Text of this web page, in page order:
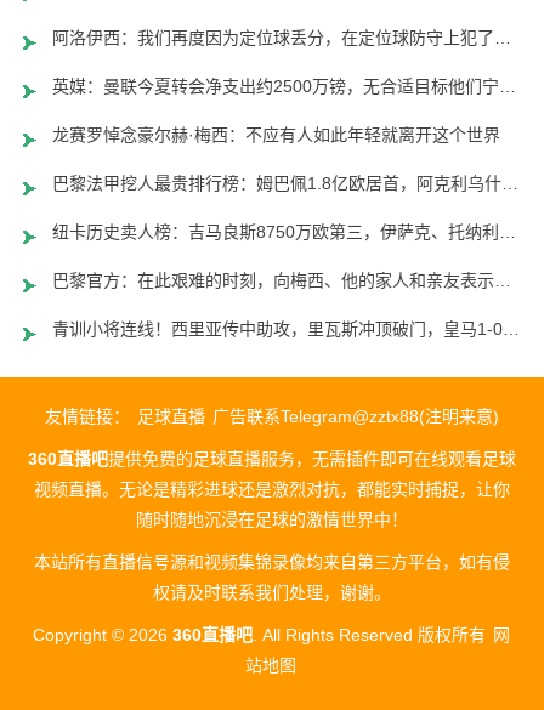
龙赛罗悼念豪尔赫·梅西：不应有人如此年轻就离开这个世界
巴黎法甲挖人最贵排行榜：姆巴佩1.8亿欧居首，阿克利乌什位居第2
巴黎官方：在此艰难的时刻，向梅西、他的家人和亲友表示全力支持
青训小将连线！西里亚传中助攻，里瓦斯冲顶破门，皇马1-0领先
友情链接： 足球直播 广告联系Telegram@zztx88(注明来意)
360直播吧提供免费的足球直播服务，无需插件即可在线观看足球
视频直播。无论是精彩进球还是激烈对抗，都能实时捕捉，让你
随时随地沉浸在足球的激情世界中！
本站所有直播信号源和视频集锦录像均来自第三方平台，如有侵
权请及时联系我们处理，谢谢。
Copyright © 2026360直播吧 . All Rights Reserved 版权所有 网
站地图